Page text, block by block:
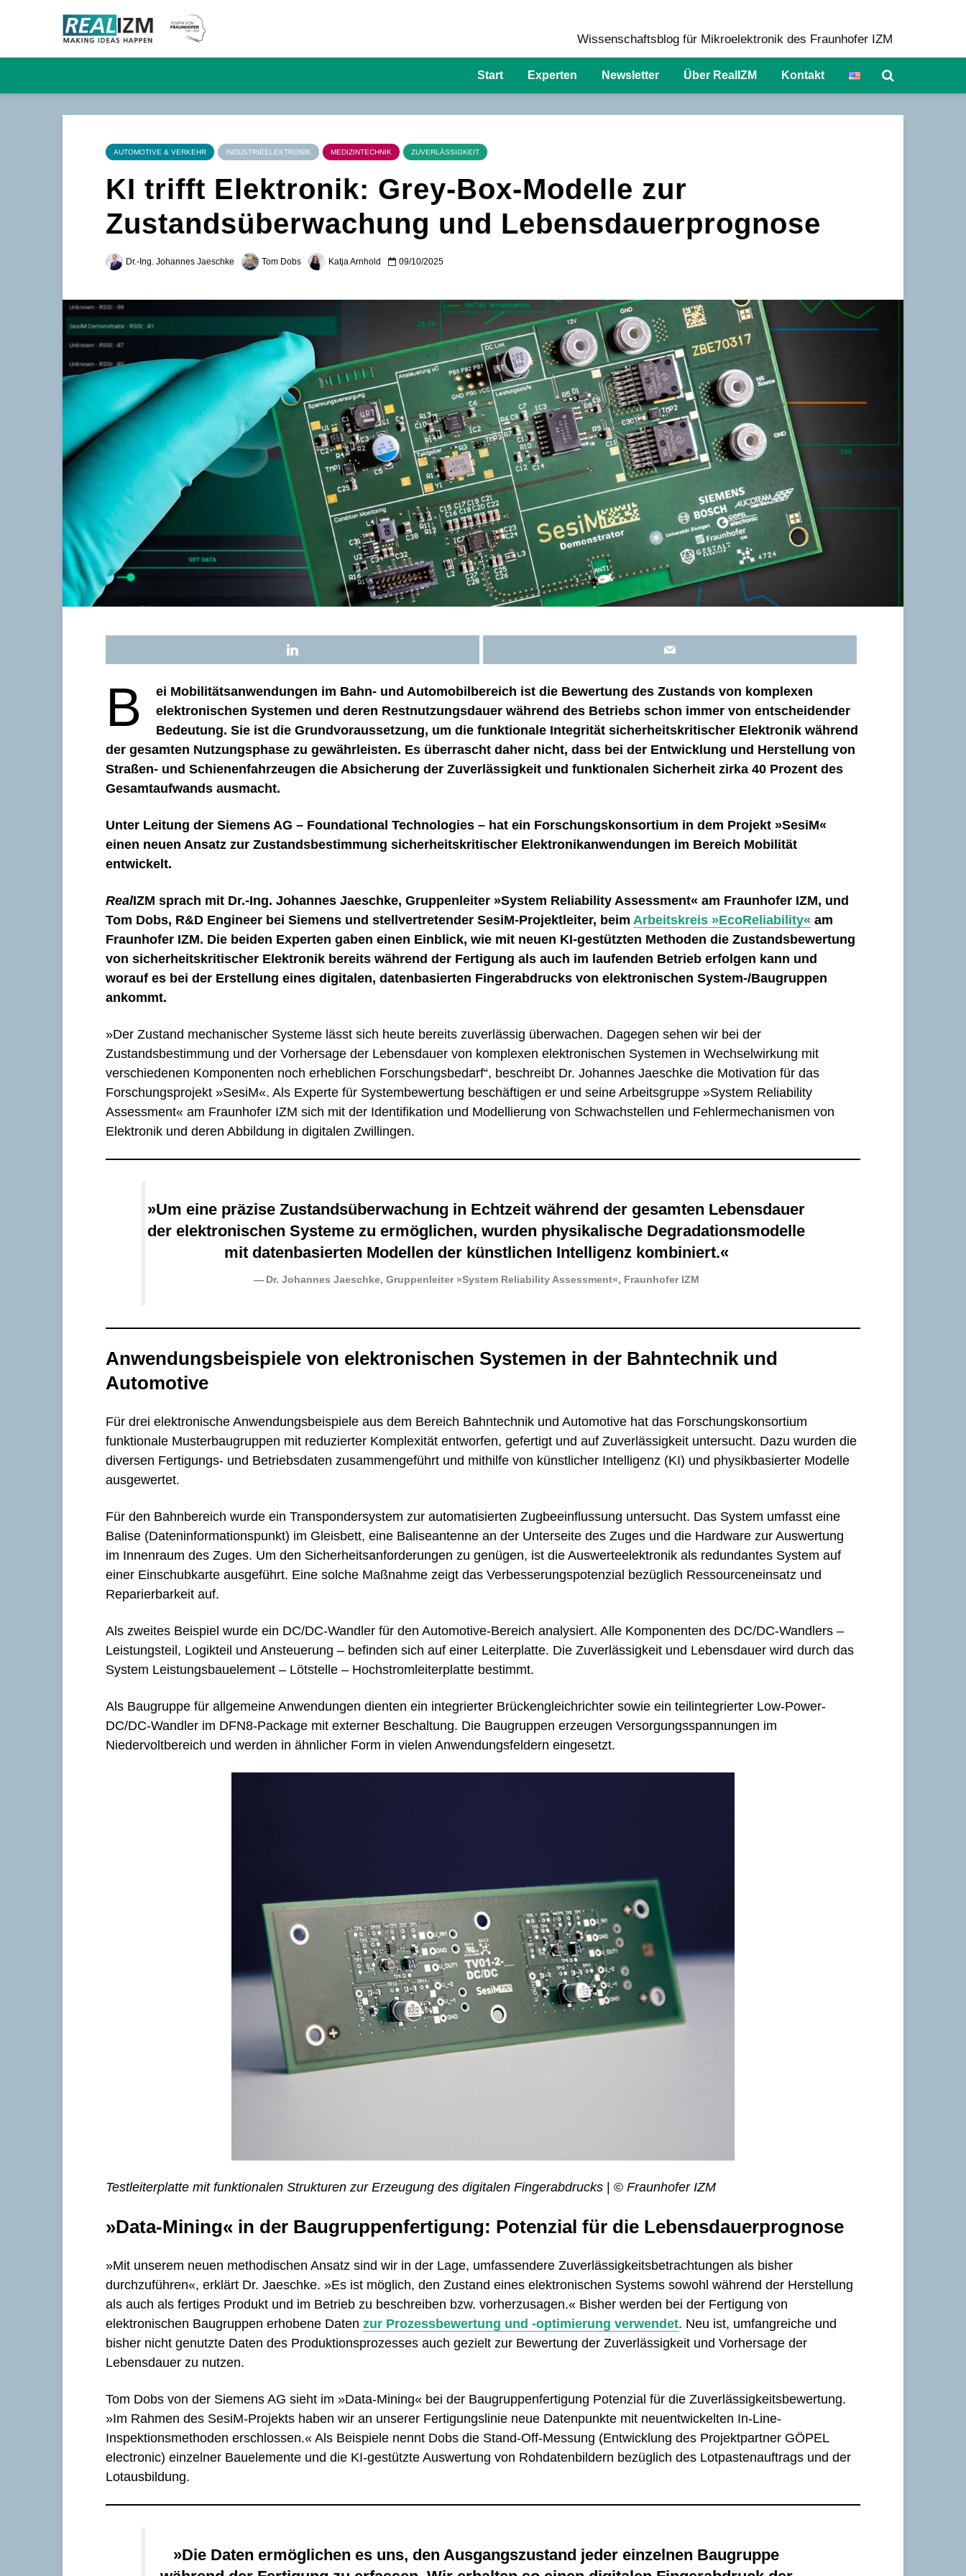
Wissenschaftsblog für Mikroelektronik des Fraunhofer IZM
Start Experten Newsletter Über RealIZM Kontakt
AUTOMOTIVE & VERKEHR INDUSTRIEELEKTRONIK MEDIZINTECHNIK ZUVERLÄSSIGKEIT
KI trifft Elektronik: Grey-Box-Modelle zur
Zustandsüberwachung und Lebensdauerprognose
Dr.-Ing. Johannes Jaeschke Tom Dobs Katja Arnhold 09/10/2025
B
ei Mobilitätsanwendungen im Bahn- und Automobilbereich ist die Bewertung des Zustands von komplexen
elektronischen Systemen und deren Restnutzungsdauer während des Betriebs schon immer von entscheidender
Bedeutung. Sie ist die Grundvoraussetzung, um die funktionale Integrität sicherheitskritischer Elektronik während
der gesamten Nutzungsphase zu gewährleisten. Es überrascht daher nicht, dass bei der Entwicklung und Herstellung von
Straßen- und Schienenfahrzeugen die Absicherung der Zuverlässigkeit und funktionalen Sicherheit zirka 40 Prozent des
Gesamtaufwands ausmacht.
Unter Leitung der Siemens AG – Foundational Technologies – hat ein Forschungskonsortium in dem Projekt »SesiM«
einen neuen Ansatz zur Zustandsbestimmung sicherheitskritischer Elektronikanwendungen im Bereich Mobilität
entwickelt.
RealIZM sprach mit Dr.-Ing. Johannes Jaeschke, Gruppenleiter »System Reliability Assessment« am Fraunhofer IZM, und
Tom Dobs, R&D Engineer bei Siemens und stellvertretender SesiM-Projektleiter, beim Arbeitskreis »EcoReliability« am
Fraunhofer IZM. Die beiden Experten gaben einen Einblick, wie mit neuen KI-gestützten Methoden die Zustandsbewertung
von sicherheitskritischer Elektronik bereits während der Fertigung als auch im laufenden Betrieb erfolgen kann und
worauf es bei der Erstellung eines digitalen, datenbasierten Fingerabdrucks von elektronischen System-/Baugruppen
ankommt.
»Der Zustand mechanischer Systeme lässt sich heute bereits zuverlässig überwachen. Dagegen sehen wir bei der
Zustandsbestimmung und der Vorhersage der Lebensdauer von komplexen elektronischen Systemen in Wechselwirkung mit
verschiedenen Komponenten noch erheblichen Forschungsbedarf“, beschreibt Dr. Johannes Jaeschke die Motivation für das
Forschungsprojekt »SesiM«. Als Experte für Systembewertung beschäftigen er und seine Arbeitsgruppe »System Reliability
Assessment« am Fraunhofer IZM sich mit der Identifikation und Modellierung von Schwachstellen und Fehlermechanismen von
Elektronik und deren Abbildung in digitalen Zwillingen.
»Um eine präzise Zustandsüberwachung in Echtzeit während der gesamten Lebensdauer
der elektronischen Systeme zu ermöglichen, wurden physikalische Degradationsmodelle
mit datenbasierten Modellen der künstlichen Intelligenz kombiniert.«
Dr. Johannes Jaeschke, Gruppenleiter »System Reliability Assessment«, Fraunhofer IZM
Anwendungsbeispiele von elektronischen Systemen in der Bahntechnik und
Automotive
Für drei elektronische Anwendungsbeispiele aus dem Bereich Bahntechnik und Automotive hat das Forschungskonsortium
funktionale Musterbaugruppen mit reduzierter Komplexität entworfen, gefertigt und auf Zuverlässigkeit untersucht. Dazu wurden die
diversen Fertigungs- und Betriebsdaten zusammengeführt und mithilfe von künstlicher Intelligenz (KI) und physikbasierter Modelle
ausgewertet.
Für den Bahnbereich wurde ein Transpondersystem zur automatisierten Zugbeeinflussung untersucht. Das System umfasst eine
Balise (Dateninformationspunkt) im Gleisbett, eine Baliseantenne an der Unterseite des Zuges und die Hardware zur Auswertung
im Innenraum des Zuges. Um den Sicherheitsanforderungen zu genügen, ist die Auswerteelektronik als redundantes System auf
einer Einschubkarte ausgeführt. Eine solche Maßnahme zeigt das Verbesserungspotenzial bezüglich Ressourceneinsatz und
Reparierbarkeit auf.
Als zweites Beispiel wurde ein DC/DC-Wandler für den Automotive-Bereich analysiert. Alle Komponenten des DC/DC-Wandlers –
Leistungsteil, Logikteil und Ansteuerung – befinden sich auf einer Leiterplatte. Die Zuverlässigkeit und Lebensdauer wird durch das
System Leistungsbauelement – Lötstelle – Hochstromleiterplatte bestimmt.
Als Baugruppe für allgemeine Anwendungen dienten ein integrierter Brückengleichrichter sowie ein teilintegrierter Low-Power-
DC/DC-Wandler im DFN8-Package mit externer Beschaltung. Die Baugruppen erzeugen Versorgungsspannungen im
Niedervoltbereich und werden in ähnlicher Form in vielen Anwendungsfeldern eingesetzt.
Testleiterplatte mit funktionalen Strukturen zur Erzeugung des digitalen Fingerabdrucks | © Fraunhofer IZM
»Data-Mining« in der Baugruppenfertigung: Potenzial für die Lebensdauerprognose
»Mit unserem neuen methodischen Ansatz sind wir in der Lage, umfassendere Zuverlässigkeitsbetrachtungen als bisher
durchzuführen«, erklärt Dr. Jaeschke. »Es ist möglich, den Zustand eines elektronischen Systems sowohl während der Herstellung
als auch als fertiges Produkt und im Betrieb zu beschreiben bzw. vorherzusagen.« Bisher werden bei der Fertigung von
elektronischen Baugruppen erhobene Daten zur Prozessbewertung und -optimierung verwendet. Neu ist, umfangreiche und
bisher nicht genutzte Daten des Produktionsprozesses auch gezielt zur Bewertung der Zuverlässigkeit und Vorhersage der
Lebensdauer zu nutzen.
Tom Dobs von der Siemens AG sieht im »Data-Mining« bei der Baugruppenfertigung Potenzial für die Zuverlässigkeitsbewertung.
»Im Rahmen des SesiM-Projekts haben wir an unserer Fertigungslinie neue Datenpunkte mit neuentwickelten In-Line-
Inspektionsmethoden erschlossen.« Als Beispiele nennt Dobs die Stand-Off-Messung (Entwicklung des Projektpartner GÖPEL
electronic) einzelner Bauelemente und die KI-gestützte Auswertung von Rohdatenbildern bezüglich des Lotpastenauftrags und der
Lotausbildung.
»Die Daten ermöglichen es uns, den Ausgangszustand jeder einzelnen Baugruppe